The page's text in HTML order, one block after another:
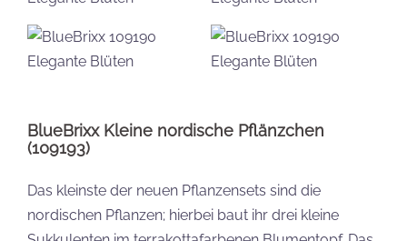
BlueBrixx Kleine nordische Pflänzchen
(109193)
Das kleinste der neuen Pflanzensets sind die
nordischen Pflanzen; hierbei baut ihr drei kleine